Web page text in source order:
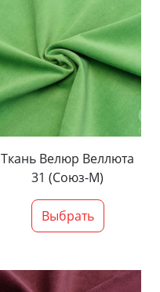
Ткань Велюр Веллюта
31 (Союз-М)
Выбрать